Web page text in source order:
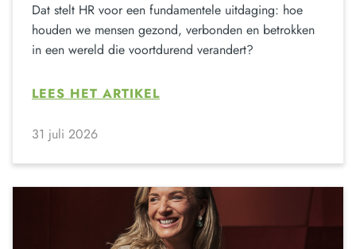
Dat stelt HR voor een fundamentele uitdaging: hoe
houden we mensen gezond, verbonden en betrokken
in een wereld die voortdurend verandert?
LEES HET ARTIKEL
31 juli 2026